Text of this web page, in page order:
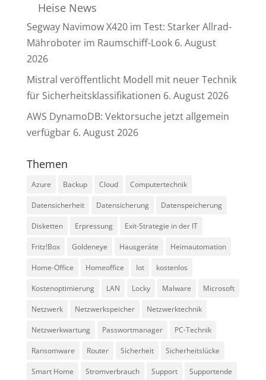
Heise News
Segway Navimow X420 im Test: Starker Allrad-
Mähroboter im Raumschiff-Look 6. August
2026
Mistral veröffentlicht Modell mit neuer Technik
für Sicherheitsklassifikationen 6. August 2026
AWS DynamoDB: Vektorsuche jetzt allgemein
verfügbar 6. August 2026
Themen
Azure Backup Cloud Computertechnik
Datensicherheit Datensicherung Datenspeicherung
Disketten Erpressung Exit-Strategie in der IT
Fritz!Box Goldeneye Hausgeräte Heimautomation
Home-Office Homeoffice Iot kostenlos
Kostenoptimierung LAN Locky Malware Microsoft
Netzwerk Netzwerkspeicher Netzwerktechnik
Netzwerkwartung Passwortmanager PC-Technik
Ransomware Router Sicherheit Sicherheitslücke
Smart Home Stromverbrauch Support Supportende